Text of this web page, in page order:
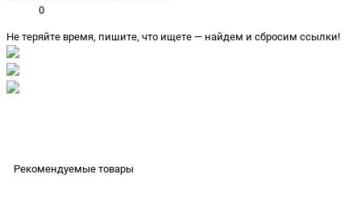
0
Не теряйте время, пишите, что ищете — найдем и сбросим ссылки!
Рекомендуемые товары